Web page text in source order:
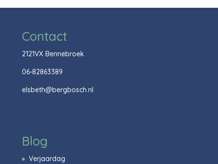
Contact
2121VX Bennebroek
06-82863389
elsbeth@bergbosch.nl
Blog
Verjaardag